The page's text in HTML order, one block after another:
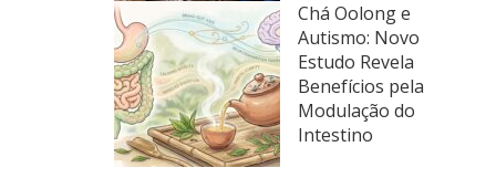
Chá Oolong e
Autismo: Novo
Estudo Revela
Benefícios pela
Modulação do
Intestino